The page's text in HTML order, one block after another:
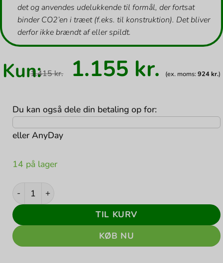
det og anvendes udelukkende til formål, der fortsat
binder CO2’en i træet (f.eks. til konstruktion). Det bliver
derfor ikke brændt af eller spildt.
Kun:1.415kr. Den
oprindelige
pris
1.415 kr..
1.155 kr. Den
pris
(ex. moms:924kr.)
Du kan også dele din betaling op for:
ellerAnyDay
14 på lager
ThinkPad Universel USB C Dock - Brugt antal
TIL KURV
KØB NU